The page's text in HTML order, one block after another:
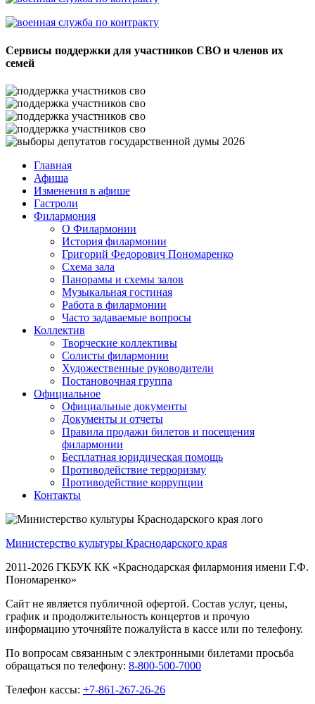
Сервисы поддержки для участников СВО и членов их
семей
Главная
Афиша
Изменения в афише
Гастроли
Филармония
О Филармонии
История филармонии
Григорий Федорович Пономаренко
Схема зала
Панорамы и схемы залов
Музыкальная гостиная
Работа в филармонии
Часто задаваемые вопросы
Коллектив
Творческие коллективы
Солисты филармонии
Художественные руководители
Постановочная группа
Официальное
Официальные документы
Документы и отчеты
Правила продажи билетов и посещения
филармонии
Бесплатная юридическая помощь
Противодействие терроризму
Противодействие коррупции
Контакты
Министерство культуры Краснодарского края
2011-2026 ГКБУК КК «Краснодарская филармония имени Г.Ф.
Пономаренко»
Сайт не является публичной офертой. Состав услуг, цены,
график и продолжительность концертов и прочую
информацию уточняйте пожалуйста в кассе или по телефону.
По вопросам связанным с электронными билетами просьба
обращаться по телефону: 8-800-500-7000
Телефон кассы: +7-861-267-26-26